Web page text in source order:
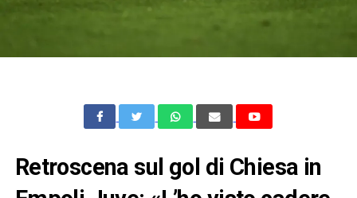
Retroscena sul gol di Chiesa in